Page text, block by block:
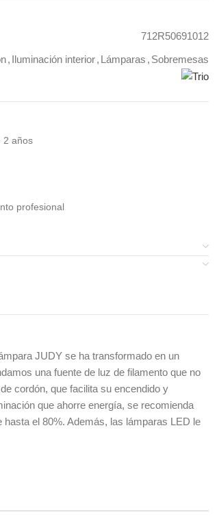
712R50691012
, Iluminación interior, Lámparas , Sobremesas
2 años
profesional
JUDY se ha transformado en un
una fuente de luz de filamento que no
cordón, que facilita su encendido y
que ahorre energía, se recomienda
el 80%. Además, las lámparas LED le